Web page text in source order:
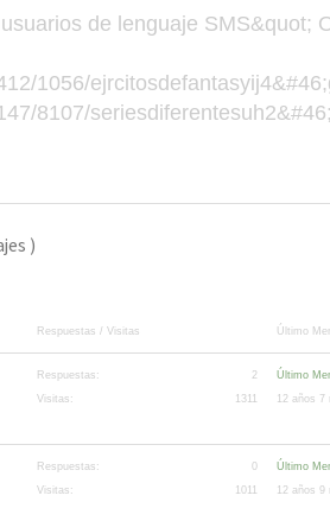
de lenguaje SMS&quot;
1056/
8107/
)
Respuestas / Visitas Último
Respuestas:
2
Visitas:
1311
Último
12 años 7
Respuestas:
0
Visitas:
1011
Último
12 años 9